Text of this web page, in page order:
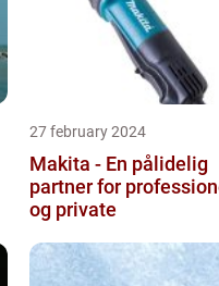
27 february 2024
Makita - En pålidelig
partner for
og private